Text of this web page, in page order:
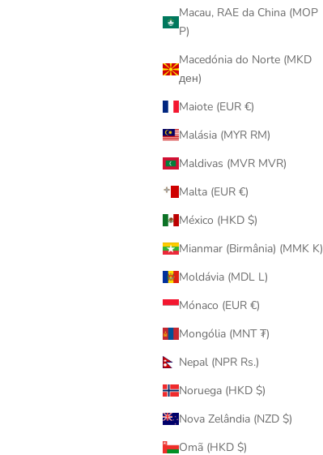
Macau, RAE da China (MOP
P)
Macedónia do Norte (MKD
ден)
Maiote (EUR €)
Malásia (MYR RM)
Maldivas (MVR MVR)
Malta (EUR €)
México (HKD $)
Mianmar (Birmânia) (MMK K)
Moldávia (MDL L)
Mónaco (EUR €)
Mongólia (MNT ₮)
Nepal (NPR Rs.)
Noruega (HKD $)
Nova Zelândia (NZD $)
Omã (HKD $)
100％+400% Be@rbrick 招き猫 小判 Maneki